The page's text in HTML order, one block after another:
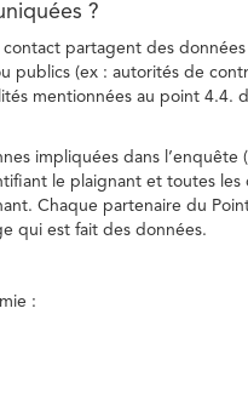
?
partagent des
publics (ex : autorités de
mentionnées au point 4.4.
impliquées dans
le plaignant et toutes les
Chaque partenaire du
qui est fait des données.
: